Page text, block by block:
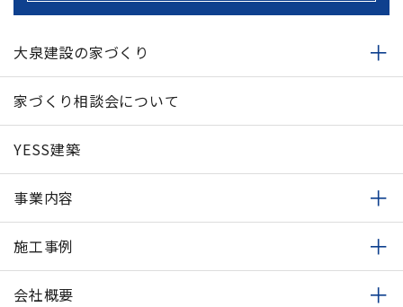
大泉建設の家づくり
家づくり相談会について
YESS建築
事業内容
施工事例
会社概要